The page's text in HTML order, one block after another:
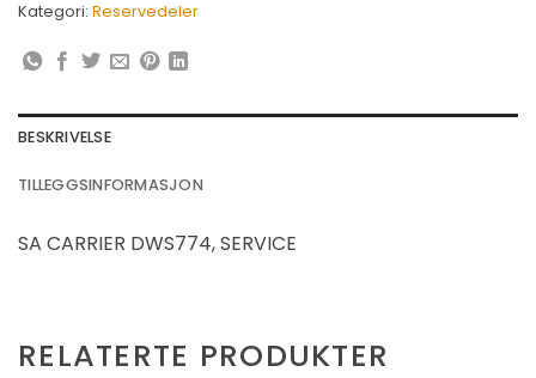
Kategori: Reservedeler
BESKRIVELSE
TILLEGGSINFORMASJON
SA CARRIER DWS774, SERVICE
RELATERTE PRODUKTER